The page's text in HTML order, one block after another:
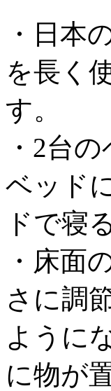
・日本
を長く
す。
・2台
ベッド
ドで寝
・床面
さに調
ように
に物が